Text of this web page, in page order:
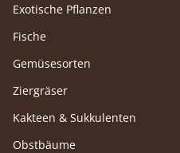
Exotische Pflanzen
Fische
Gemüsesorten
Ziergräser
Kakteen & Sukkulenten
Obstbäume